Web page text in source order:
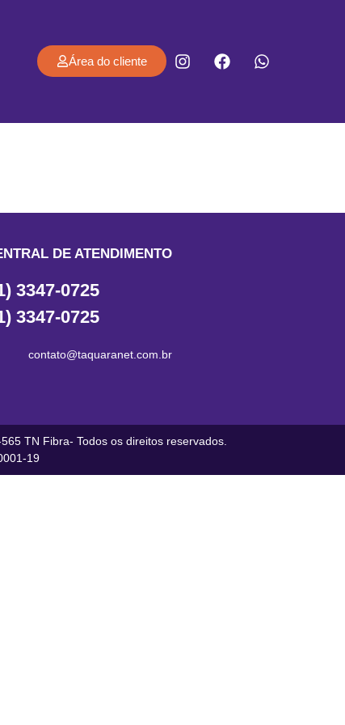
Área do cliente
DE ATENDIMENTO
3347-0725
3347-0725
contato@taquaranet.com.br
TN Fibra- Todos os direitos reservados.
19